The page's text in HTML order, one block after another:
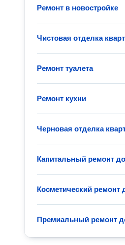
Ремонт в новостройке
Чистовая отделка
Ремонт туалета
Ремонт кухни
Черновая отделка
Капитальный ремонт
Косметический ремонт
Премиальный ремонт